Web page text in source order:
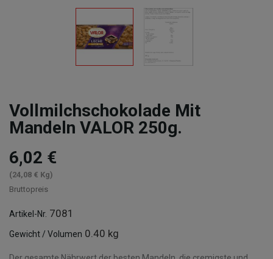
Vollmilchschokolade Mit
Mandeln VALOR 250g.
6,02 €
(24,08 € Kg)
Bruttopreis
Artikel-Nr. 7081
Gewicht / Volumen 0.40 kg